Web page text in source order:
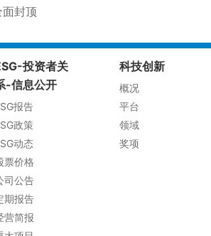
封顶
投资者关
-信息公开
报告
政策
动态
票价格
司公告
期报告
营简报
科技创新
概况
平台
领域
奖项